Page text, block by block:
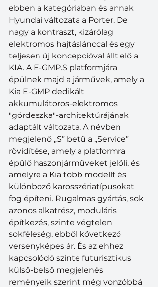
ebben a kategóriában és annak
Hyundai változata a Porter. De
nagy a kontraszt, kizárólag
elektromos hajtáslánccal és egy
teljesen új koncepcióval állt elő a
KIA. A E-GMP.S platformjára
épülnek majd a járművek, amely a
Kia E-GMP dedikált
akkumulátoros-elektromos
"gördeszka"-architektúrájának
adaptált változata. A névben
megjelenő „S” betű a „Service”
rövidítése, amely a platformra
épülő haszonjárműveket jelöli, és
amelyre a Kia több modellt és
különböző karosszériatípusokat
fog építeni. Rugalmas gyártás, sok
azonos alkatrész, moduláris
építkezés, szinte végtelen
sokféleség, ebből következő
versenyképes ár. És az ehhez
kapcsolódó szinte futurisztikus
külső-belső megjelenés
reményeik szerint még vonzóbbá